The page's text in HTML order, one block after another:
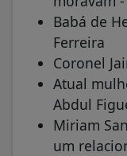
Babá de
Ferreira
Coronel
Atual
Abdul
Miriam
um